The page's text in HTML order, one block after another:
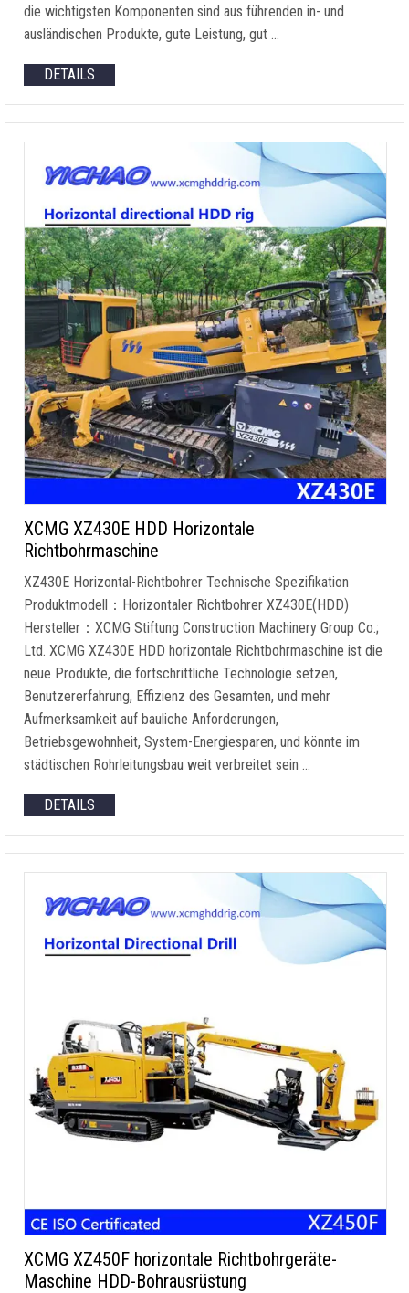
die wichtigsten Komponenten sind aus führenden in- und
ausländischen Produkte, gute Leistung, gut …
DETAILS
XCMG XZ430E HDD Horizontale
Richtbohrmaschine
XZ430E Horizontal-Richtbohrer Technische Spezifikation
Produktmodell：Horizontaler Richtbohrer XZ430E(HDD)
Hersteller：XCMG Stiftung Construction Machinery Group Co.;
Ltd. XCMG XZ430E HDD horizontale Richtbohrmaschine ist die
neue Produkte, die fortschrittliche Technologie setzen,
Benutzererfahrung, Effizienz des Gesamten, und mehr
Aufmerksamkeit auf bauliche Anforderungen,
Betriebsgewohnheit, System-Energiesparen, und könnte im
städtischen Rohrleitungsbau weit verbreitet sein …
DETAILS
XCMG XZ450F horizontale Richtbohrgeräte-
Maschine HDD-Bohrausrüstung